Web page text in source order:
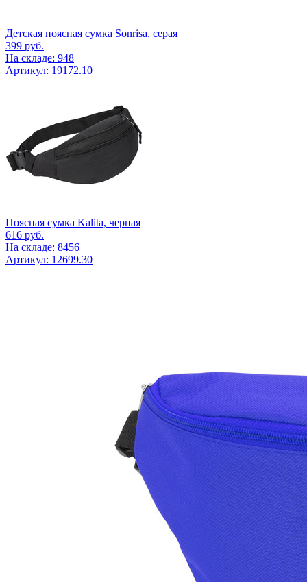
Детская поясная сумка Sonrisa, серая
399 руб.
На складе: 948
Артикул: 19172.10
Поясная сумка Kalita, черная
616 руб.
На складе: 8456
Артикул: 12699.30